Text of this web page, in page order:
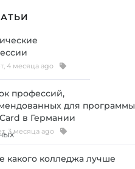
4 месяца ago
профессий,
для программы
в Германии
3 месяца ago
какого колледжа лучше